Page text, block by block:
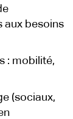
aux besoins
: mobilité,
(sociaux,